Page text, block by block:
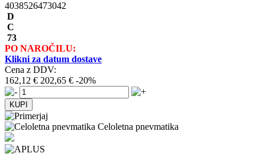
4038526473042
D
C
73
PO NAROČILU:
Klikni za datum dostave
Cena z DDV:
162,12 € 202,65 € -20%
Celoletna pnevmatika